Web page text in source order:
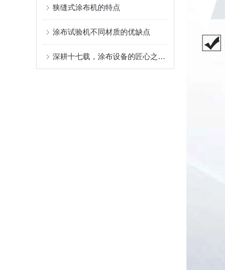
狭缝式涂布机的特点
涂布试验机不同材质的优缺点
深耕十七载，涂布设备的匠心之选 ——AT-TB-300C 多功能涂布试验机